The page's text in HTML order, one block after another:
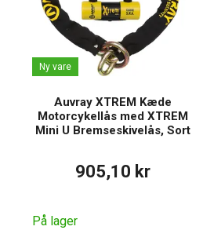
Ny vare
Auvray XTREM Kæde
Motorcykellås med XTREM
Mini U Bremseskivelås, Sort
905,10 kr
På lager